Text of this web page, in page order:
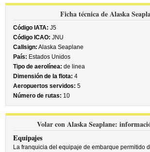
Ficha técnica de Alaska
Código IATA: J5
Código ICAO: JNU
Callsign: Alaska Seaplane
País: Estados Unidos
Tipo de aerolínea: de linea
Dimensión de la flota: 4
Aeropuertos servidos: 5
Número de rutas: 10
Volar con Alaska Seaplane:
Equipajes
La franquicia del equipaje de embarque permitido